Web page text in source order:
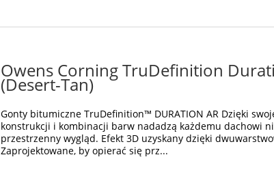
Owens Corning TruDefinition
(Desert-Tan)
Gonty bitumiczne TruDefinition™ DURATION AR Dzięki
konstrukcji i kombinacji barw nadadzą każdemu dachowi
przestrzenny wygląd. Efekt 3D uzyskany dzięki
Zaprojektowane, by opierać się prz...